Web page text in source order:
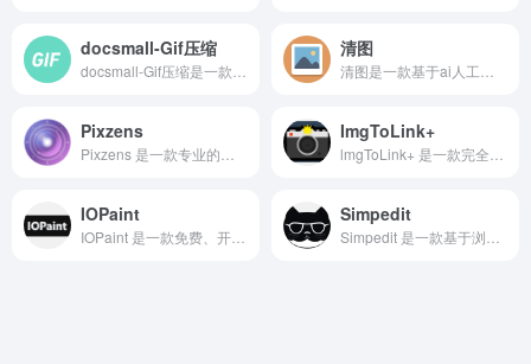
docsmall-Gif压缩
docsmall-Gif压缩是一款在线图片处理工具，适合新媒体从业者、平面设计师、UI 设计师、前端开发工程师等各个群体使用的动图压缩工具。
清图
清图是一款基于ai人工智能技术进行图片处理的在线工具平台，它包含了证件照背景色处理，黑白照处理，一键抠图。
Pixzens
Pixzens 是一款专业的在线截图美化与编辑处理工具。它打破了传统截图工具只管抓取的局限，将重点放在了后续的视觉包装上。
ImgToLink+
lmgToLink+ 是一款完全免费的图床服务，支持 JPG、PNG、GIF、WebP 等常见图片格式，单张文件大小上限为 50 MB。
IOPaint
IOPaint 是一款免费、开源且完全可自托管的 AI 图像处理工具。
Simpedit
Simpedit 是一款基于浏览器的纯在线图片特效处理工具。它不需要用户安装任何繁重的软件，专注于提供专业级的艺术滤镜效果，如半色调、CRT阴极射线管、故障艺术（Glitch Art）以及颗粒噪点等。